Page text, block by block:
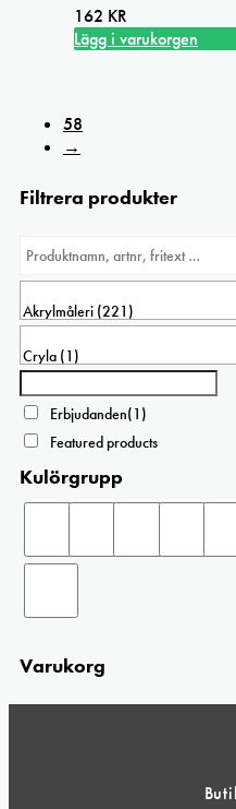
162 KR
Lägg i varukorgen
58
→
Filtrera produkter
Erbjudanden(1)
Featured products
Kulörgrupp
Varukorg